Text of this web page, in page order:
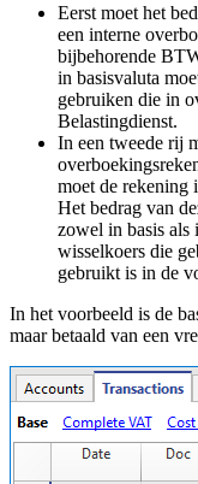
Eerst moet het
een interne
bijbehorende
in basisvaluta
gebruiken die in
Belastingdienst.
In een tweede rij
moet de rekening
Het bedrag van
zowel in basis als
wisselkoers die
gebruikt is in de
In het voorbeeld is de
maar betaald van een